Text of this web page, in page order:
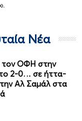
Νέα
τον ΟΦΗ στην
2-0… σε ήττα-
Αλ Σαμάλ στα